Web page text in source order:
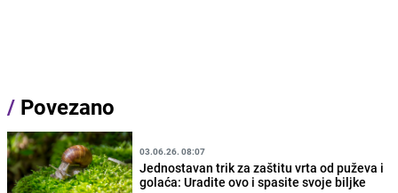
/ Povezano
03.06.26. 08:07
Jednostavan trik za zaštitu vrta od puževa i
golaća: Uradite ovo i spasite svoje biljke